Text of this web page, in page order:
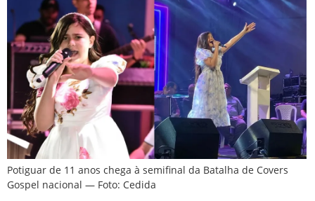
Potiguar de 11 anos chega à semifinal da Batalha de Covers
Gospel nacional — Foto: Cedida